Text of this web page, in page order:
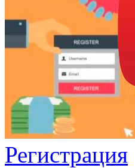
Регистрация